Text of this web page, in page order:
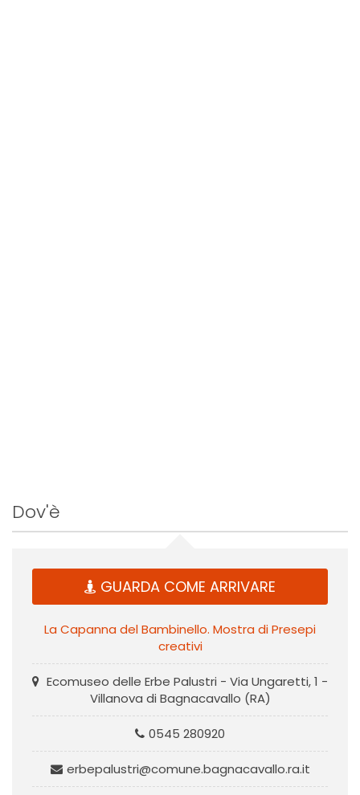
Dov'è
GUARDA COME ARRIVARE
La Capanna del Bambinello. Mostra di Presepi
creativi
Ecomuseo delle Erbe Palustri - Via Ungaretti, 1 -
Villanova di Bagnacavallo (RA)
0545 280920
erbepalustri@comune.bagnacavallo.ra.it